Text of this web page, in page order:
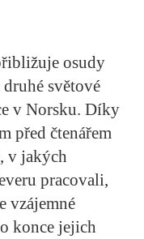
PŘEKLADU
osudy
světové
v Norsku. Díky
před čtenářem
v jakých
pracovali,
vzájemné
konce jejich